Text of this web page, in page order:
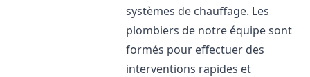
systèmes de chauffage. Les
plombiers de notre équipe sont
formés pour effectuer des
interventions rapides et